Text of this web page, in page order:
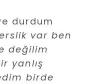
durdum
var ben
değilim
yanlış
birde